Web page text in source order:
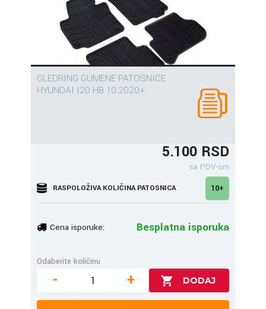
GLEDRING GUMENE PATOSNICE
HYUNDAI I20 HB 10.2020+
5.100 RSD
sa PDV-om
RASPOLOŽIVA KOLIČINA PATOSNICA 10+
Cena isporuke: Besplatna isporuka
Odaberite količinu
- +